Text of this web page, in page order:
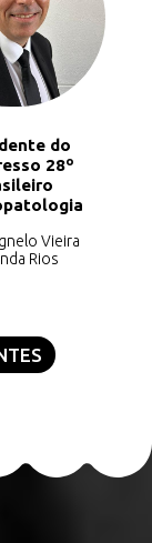
do
28º
Vieira
Rios